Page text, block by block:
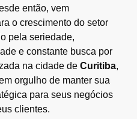
então, vem
o crescimento do setor
pela seriedade,
e constante busca por
na cidade de Curitiba,
orgulho de manter sua
para seus negócios
clientes.